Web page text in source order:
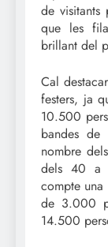
de visitants
que les
brillant del
Cal
festers, ja
10.500
bandes
nombre
dels 40 a
compte
de 3.000
14.500